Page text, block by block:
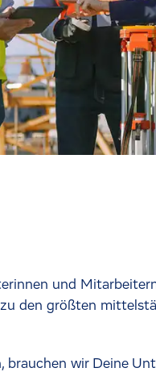
und
den größten
wir Deine